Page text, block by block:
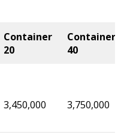
Container
20
Container
40
3,450,000 3,750,000